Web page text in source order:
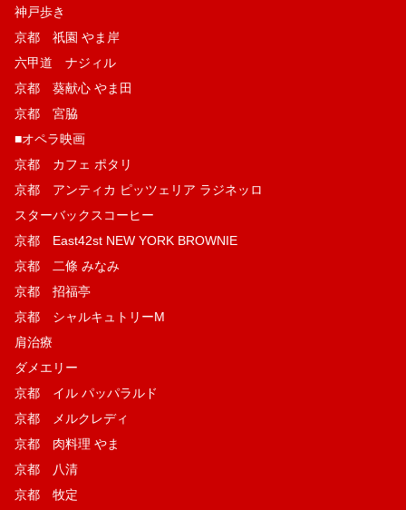
神戸歩き
京都 祇園 やま岸
六甲道 ナジィル
京都 葵献心 やま田
京都 宮脇
■オペラ映画
京都 カフェ ポタリ
京都 アンティカ ピッツェリア ラジネッロ
スターバックスコーヒー
京都 East42st NEW YORK BROWNIE
京都 二條 みなみ
京都 招福亭
京都 シャルキュトリーM
肩治療
ダメエリー
京都 イル パッパラルド
京都 メルクレディ
京都 肉料理 やま
京都 八清
京都 牧定